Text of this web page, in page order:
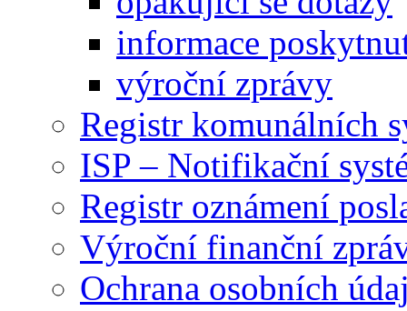
informace
výroční zprávy
Registr komunálních
ISP – Notifikační
Registr oznámení
Výroční finanční
Ochrana osobních